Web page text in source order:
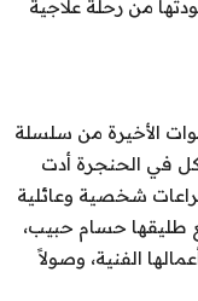
من رحلة علاجية
الأخيرة من سلسلة
في الحنجرة أدت
شخصية وعائلية
طليقها حسام حبيب،
الفنية، وصولاً